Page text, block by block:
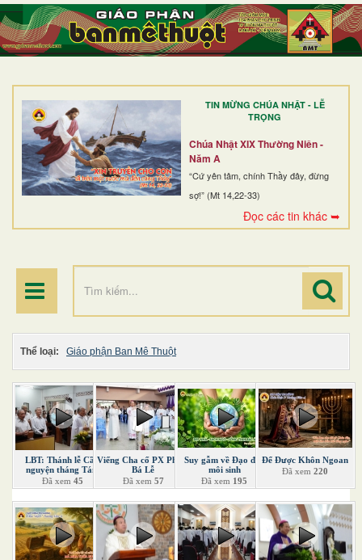
TIN MỪNG CHÚA NHẬT - LỄ
TRỌNG
Chúa Nhật XIX Thường Niên -
Năm A
“Cứ yên tâm, chính Thầy đây, đừng
sợ!” (Mt 14,22-33)
Đọc các tin khác ➥
TRANG NHẤT
GIỚI THIỆU
DÒNG TU
BAN MỤC VỤ
ĐOÀN THỂ CG
Thể loại: Giáo phận Ban Mê Thuột
LBT: Thánh lễ Cầu
nguyện tháng Tám
Đã xem 45
Viếng Cha cố PX Phạm
Bá Lễ
Đã xem 57
Suy gẫm về Đạo đức
môi sinh
Đã xem 195
Để Được Khôn Ngoan
Đã xem220